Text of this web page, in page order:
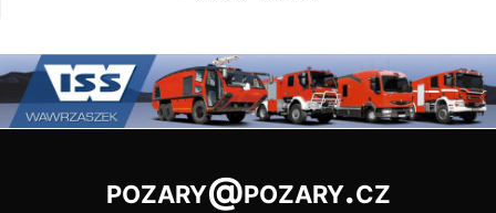
pozary@pozary.cz